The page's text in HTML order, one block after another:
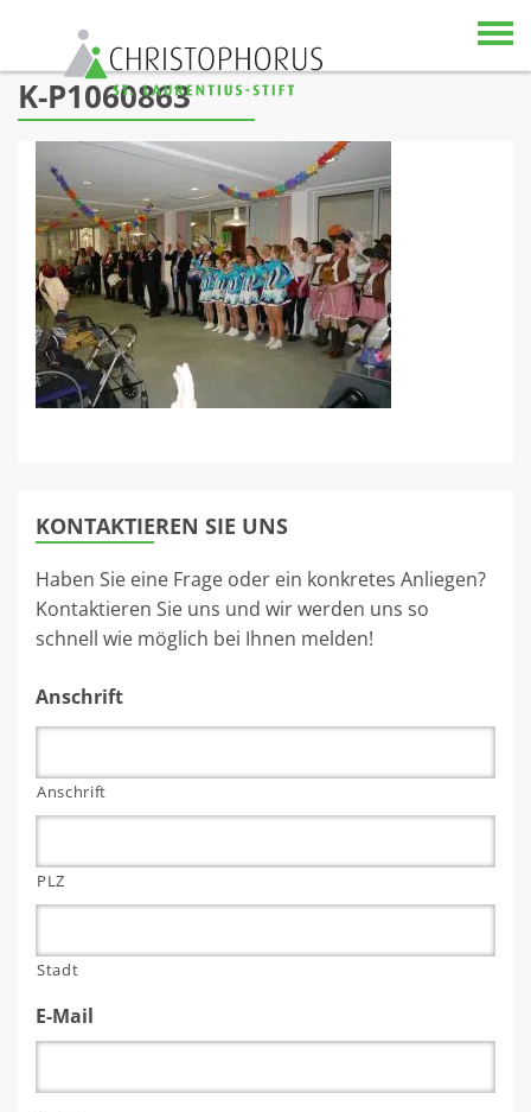
Skip to content
K-P1060863
KONTAKTIEREN SIE UNS
Haben Sie eine Frage oder ein konkretes Anliegen?
Kontaktieren Sie uns und wir werden uns so
schnell wie möglich bei Ihnen melden!
Anschrift
Anschrift
PLZ
Stadt
E-Mail